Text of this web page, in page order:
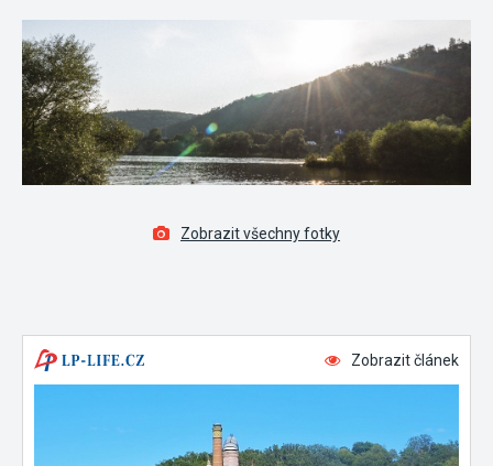
Zobrazit všechny fotky
Zobrazit článek